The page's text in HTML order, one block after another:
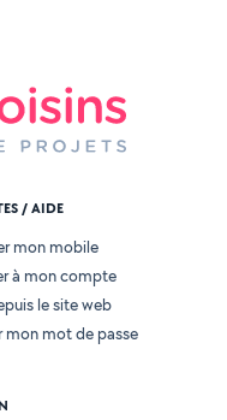
/ AIDE
mon mobile
à mon compte
le site web
mot de passe